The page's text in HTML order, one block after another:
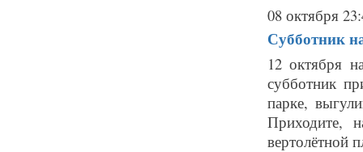
08 октября
Субботник
12 октября
субботник
парке,
Приходите,
вертолётной